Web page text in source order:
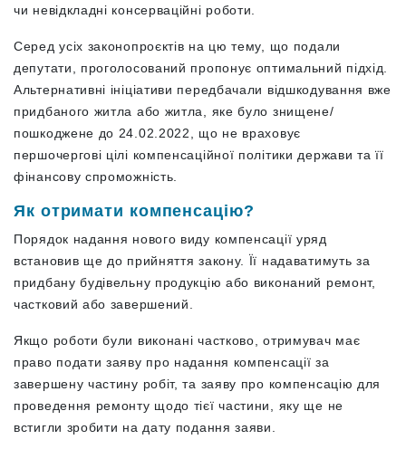
чи невідкладні консерваційні роботи.
Серед усіх законопроєктів на цю тему, що подали
депутати, проголосований пропонує оптимальний підхід.
Альтернативні ініціативи передбачали відшкодування вже
придбаного житла або житла, яке було знищене/
пошкоджене до 24.02.2022, що не враховує
першочергові цілі компенсаційної політики держави та її
фінансову спроможність.
Як отримати компенсацію?
Порядок надання нового виду компенсації уряд
встановив ще до прийняття закону. Її надаватимуть за
придбану будівельну продукцію або виконаний ремонт,
частковий або завершений.
Якщо роботи були виконані частково, отримувач має
право подати заяву про надання компенсації за
завершену частину робіт, та заяву про компенсацію для
проведення ремонту щодо тієї частини, яку ще не
встигли зробити на дату подання заяви.